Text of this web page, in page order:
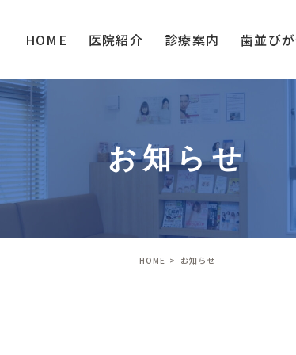
HOME 医院紹介 診療案内 歯並びが
お知らせ
HOME お知らせ